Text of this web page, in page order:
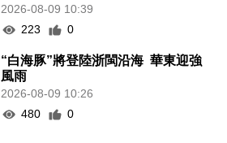
2026-08-09 10:39
223
0
“白海豚”將登陸浙閩沿海 華東迎強
風雨
2026-08-09 10:26
480
0